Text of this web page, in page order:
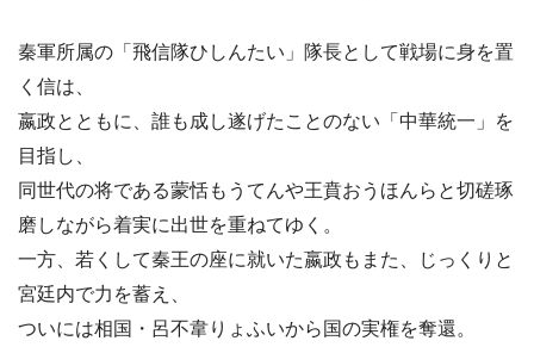
秦軍所属の「飛信隊ひしんたい」隊長として戦場に身を置
く信は、
嬴政とともに、誰も成し遂げたことのない「中華統一」を
目指し、
同世代の将である蒙恬もうてんや王賁おうほんらと切磋琢
磨しながら着実に出世を重ねてゆく。
一方、若くして秦王の座に就いた嬴政もまた、じっくりと
宮廷内で力を蓄え、
ついには相国・呂不韋りょふいから国の実権を奪還。